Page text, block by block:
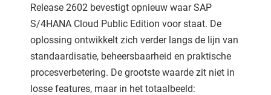
Release 2602 bevestigt opnieuw waar SAP
S/4HANA Cloud Public Edition voor staat. De
oplossing ontwikkelt zich verder langs de lijn van
standaardisatie, beheersbaarheid en praktische
procesverbetering. De grootste waarde zit niet in
losse features, maar in het totaalbeeld: